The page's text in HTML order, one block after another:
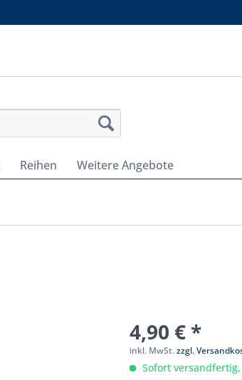
Reihen Weitere Angebote
4,90 € *
inkl. MwSt.zzgl.
Sofort